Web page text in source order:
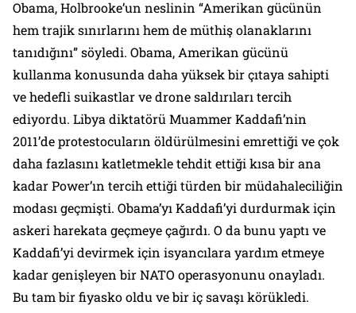
Obama, Holbrooke’un neslinin “Amerikan gücünün
hem trajik sınırlarını hem de müthiş olanaklarını
tanıdığını” söyledi. Obama, Amerikan gücünü
kullanma konusunda daha yüksek bir çıtaya sahipti
ve hedefli suikastlar ve drone saldırıları tercih
ediyordu. Libya diktatörü Muammer Kaddafi’nin
2011’de protestocuların öldürülmesini emrettiği ve çok
daha fazlasını katletmekle tehdit ettiği kısa bir ana
kadar Power’ın tercih ettiği türden bir müdahaleciliğin
modası geçmişti. Obama’yı Kaddafi’yi durdurmak için
askeri harekata geçmeye çağırdı. O da bunu yaptı ve
Kaddafi’yi devirmek için isyancılara yardım etmeye
kadar genişleyen bir NATO operasyonunu onayladı.
Bu tam bir fiyasko oldu ve bir iç savaşı körükledi.